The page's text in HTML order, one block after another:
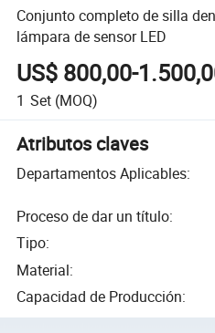
Conjunto completo de silla
lámpara de sensor LED
US$ 800,00-
1 Set (MOQ)
Atributos claves
Departamentos Aplicables:
Proceso de dar un título:
Tipo:
Material:
Capacidad de Producción: